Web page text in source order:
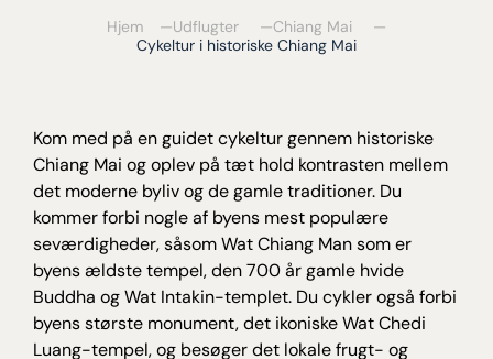
Hjem Udflugter
Chiang Mai
Cykeltur i historiske Chiang Mai
Kom med på en guidet cykeltur gennem historiske
Chiang Mai og oplev på tæt hold kontrasten mellem
det moderne byliv og de gamle traditioner. Du
kommer forbi nogle af byens mest populære
seværdigheder, såsom Wat Chiang Man som er
byens ældste tempel, den 700 år gamle hvide
Buddha og Wat Intakin-templet. Du cykler også forbi
byens største monument, det ikoniske Wat Chedi
Luang-tempel, og besøger det lokale frugt- og